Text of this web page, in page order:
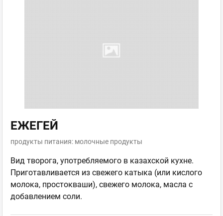
ЕЖЕГЕЙ
продукты питания: молочные продукты
Вид творога, употребляемого в казахской кухне.
Приготавливается из свежего катыка (или кислого
молока, простокваши), свежего молока, масла с
добавлением соли.